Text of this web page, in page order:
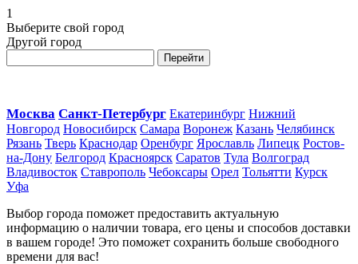
1
Выберите свой город
Другой город
Перейти
Москва Санкт-Петербург Екатеринбург Нижний
Новгород Новосибирск Самара Воронеж Казань Челябинск
Рязань Тверь Краснодар Оренбург Ярославль Липецк Ростов-
на-Дону Белгород Красноярск Саратов Тула Волгоград
Владивосток Ставрополь Чебоксары Орел Тольятти Курск
Уфа
Выбор города поможет предоставить актуальную
информацию о наличии товара, его цены и способов доставки
в вашем городе! Это поможет сохранить больше свободного
времени для вас!